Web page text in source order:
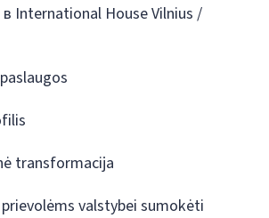
International House Vilnius /
transformacija
valstybei sumokėti